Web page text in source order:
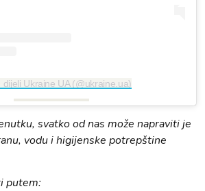
dijeli Ukraine UA (@ukraine.ua)
svatko od nas može napraviti je
vodu i higijenske potrepštine
putem: